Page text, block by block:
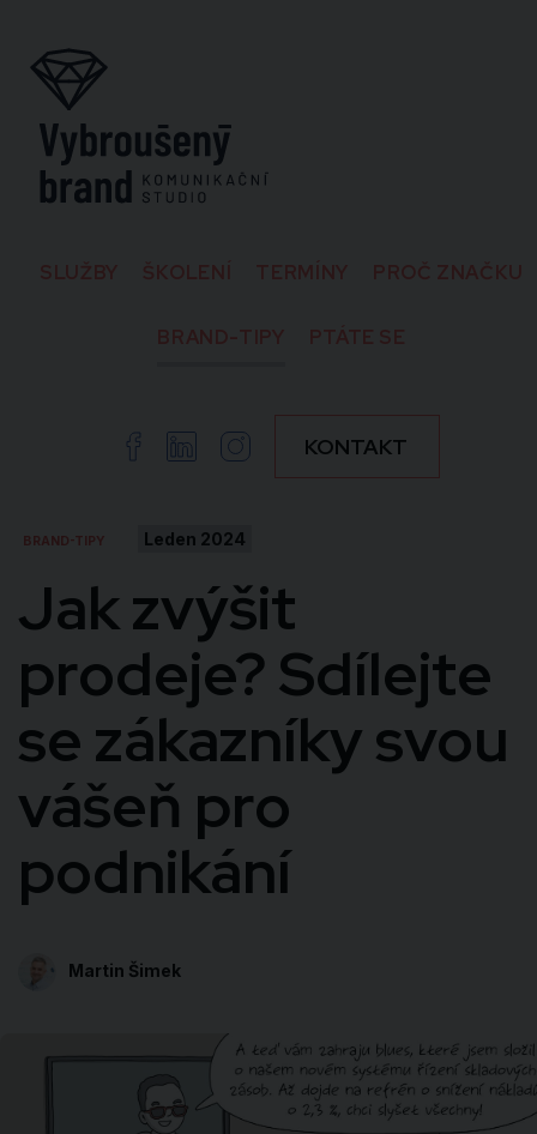
FacebookLinkedinInstagramKONTAKT
BRAND-TIPY Leden 2024
Jak zvýšit
prodeje? Sdílejte
se zákazníky svou
vášeň pro
podnikání
Martin Šimek